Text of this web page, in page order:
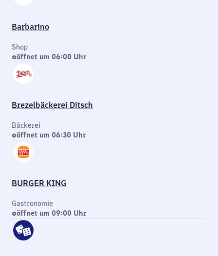
Barbarino
Shop
öffnet um 06:00 Uhr
Brezelbäckerei Ditsch
Bäckerei
öffnet um 06:30 Uhr
BURGER KING
Gastronomie
öffnet um 09:00 Uhr